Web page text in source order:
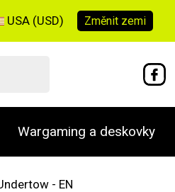
USA (USD) Změnit zemi
Wargaming a deskovky
- EN